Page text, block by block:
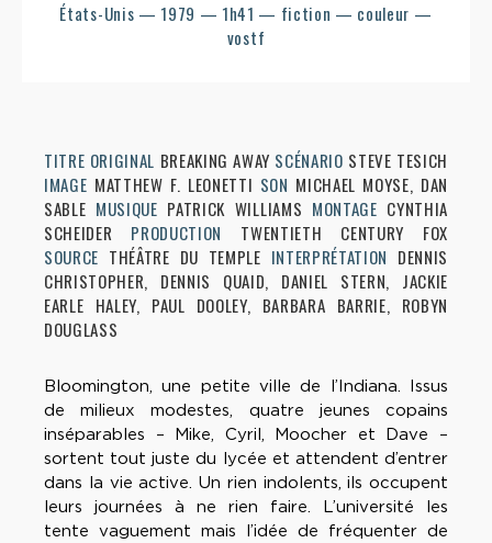
États-Unis — 1979 — 1h41 — fiction — couleur —
vostf
TITRE ORIGINAL BREAKING AWAY SCÉNARIO STEVE TESICH
IMAGE MATTHEW F. LEONETTI SON MICHAEL MOYSE, DAN
SABLE MUSIQUE PATRICK WILLIAMS MONTAGE CYNTHIA
SCHEIDER PRODUCTION TWENTIETH CENTURY FOX
SOURCE THÉÂTRE DU TEMPLE INTERPRÉTATION DENNIS
CHRISTOPHER, DENNIS QUAID, DANIEL STERN, JACKIE
EARLE HALEY, PAUL DOOLEY, BARBARA BARRIE, ROBYN
DOUGLASS
Bloomington, une petite ville de l’Indiana. Issus
de milieux modestes, quatre jeunes copains
inséparables – Mike, Cyril, Moocher et Dave –
sortent tout juste du lycée et attendent d’entrer
dans la vie active. Un rien indolents, ils occupent
leurs journées à ne rien faire. L’université les
tente vaguement mais l’idée de fréquenter de